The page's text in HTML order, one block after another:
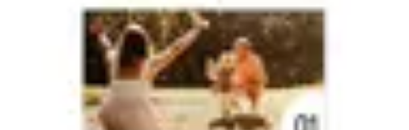
Sélection Logiciels
Guides PratiquesChoix de logicielsGuide de sélection
Evaluation de logiciels
Sélection Logiciels